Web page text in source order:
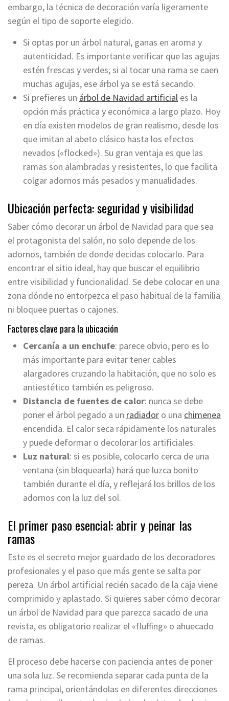
embargo, la técnica de decoración varía ligeramente
según el tipo de soporte elegido.
Si optas por un árbol natural, ganas en aroma y
autenticidad. Es importante verificar que las agujas
estén frescas y verdes; si al tocar una rama se caen
muchas agujas, ese árbol ya se está secando.
Si prefieres un árbol de Navidad artificial es la
opción más práctica y económica a largo plazo. Hoy
en día existen modelos de gran realismo, desde los
que imitan al abeto clásico hasta los efectos
nevados («flocked»). Su gran ventaja es que las
ramas son alambradas y resistentes, lo que facilita
colgar adornos más pesados y manualidades.
Ubicación perfecta: seguridad y visibilidad
Saber cómo decorar un árbol de Navidad para que sea
el protagonista del salón, no solo depende de los
adornos, también de donde decidas colocarlo. Para
encontrar el sitio ideal, hay que buscar el equilibrio
entre visibilidad y funcionalidad. Se debe colocar en una
zona dónde no entorpezca el paso habitual de la familia
ni bloquee puertas o cajones.
Factores clave para la ubicación
Cercanía a un enchufe: parece obvio, pero es lo
más importante para evitar tener cables
alargadores cruzando la habitación, que no solo es
antiestético también es peligroso.
Distancia de fuentes de calor: nunca se debe
poner el árbol pegado a un radiador o una chimenea
encendida. El calor seca rápidamente los naturales
y puede deformar o decolorar los artificiales.
Luz natural: si es posible, colocarlo cerca de una
ventana (sin bloquearla) hará que luzca bonito
también durante el día, y reflejará los brillos de los
adornos con la luz del sol.
El primer paso esencial: abrir y peinar las
ramas
Este es el secreto mejor guardado de los decoradores
profesionales y el paso que más gente se salta por
pereza. Un árbol artificial recién sacado de la caja viene
comprimido y aplastado. Si quieres saber cómo decorar
un árbol de Navidad para que parezca sacado de una
revista, es obligatorio realizar el «fluffing» o ahuecado
de ramas.
El proceso debe hacerse con paciencia antes de poner
una sola luz. Se recomienda separar cada punta de la
rama principal, orientándolas en diferentes direcciones